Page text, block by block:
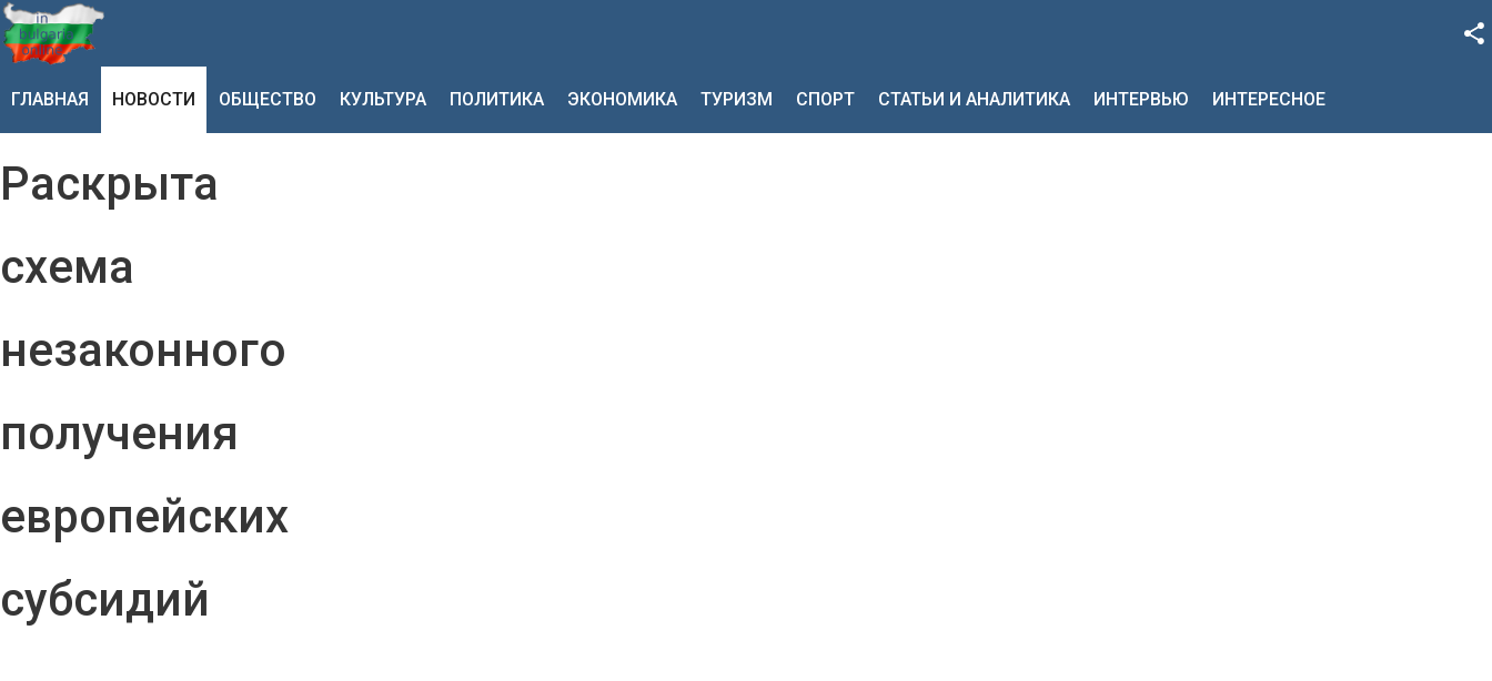
Google+
ГЛАВНАЯ НОВОСТИ ОБЩЕСТВО КУЛЬТУРА ПОЛИТИКА ЭКОНОМИКА ТУРИЗМ СПОРТ СТАТЬИ И АНАЛИТИКА ИНТЕРВЬЮ ИНТЕРЕСНОЕ
Раскрыта
схема
незаконного
получения
европейских
субсидий